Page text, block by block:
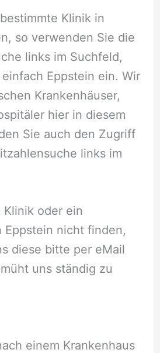
Klinik in
so verwenden Sie die
links im Suchfeld,
Eppstein ein. Wir
Krankenhäuser,
hier in diesem
Sie auch den Zugriff
links im
Klinik oder ein
Eppstein nicht finden,
diese bitte per eMail
uns ständig zu
einem Krankenhaus